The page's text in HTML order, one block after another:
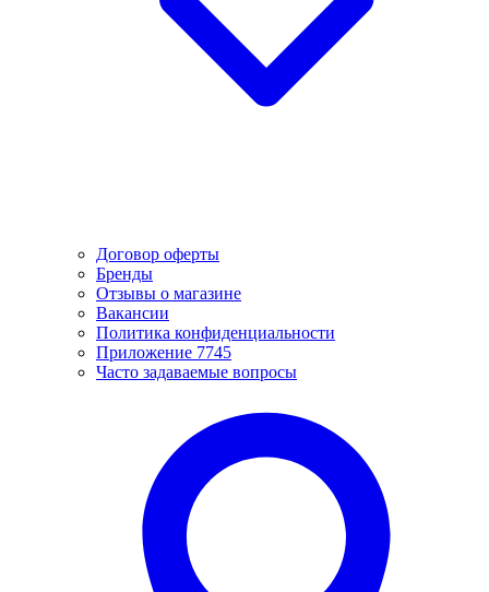
Договор оферты
Бренды
Отзывы о магазине
Вакансии
Политика конфиденциальности
Приложение 7745
Часто задаваемые вопросы